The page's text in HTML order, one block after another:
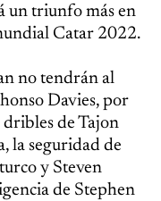
un triunfo más en
Catar 2022.
no tendrán al
Davies, por
de Tajon
la seguridad de
y Steven
de Stephen